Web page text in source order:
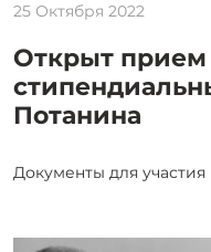
25 Октября 2022
Открыт прием
Потанина
Документы для